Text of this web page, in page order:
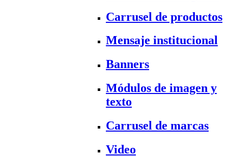
Carrusel de productos
Mensaje institucional
Banners
Módulos de imagen y
texto
Carrusel de marcas
Video